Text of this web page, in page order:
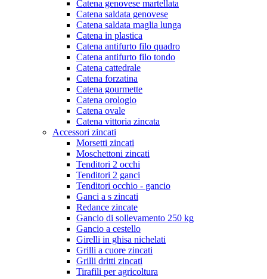
Catena genovese martellata
Catena saldata genovese
Catena saldata maglia lunga
Catena in plastica
Catena antifurto filo quadro
Catena antifurto filo tondo
Catena cattedrale
Catena forzatina
Catena gourmette
Catena orologio
Catena ovale
Catena vittoria zincata
Accessori zincati
Morsetti zincati
Moschettoni zincati
Tenditori 2 occhi
Tenditori 2 ganci
Tenditori occhio - gancio
Ganci a s zincati
Redance zincate
Gancio di sollevamento 250 kg
Gancio a cestello
Girelli in ghisa nichelati
Grilli a cuore zincati
Grilli dritti zincati
Tirafili per agricoltura